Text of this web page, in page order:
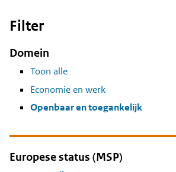
Filter
Domein
Toon alle
Economie en werk
Openbaar en toegankelijk
Europese status (MSP)